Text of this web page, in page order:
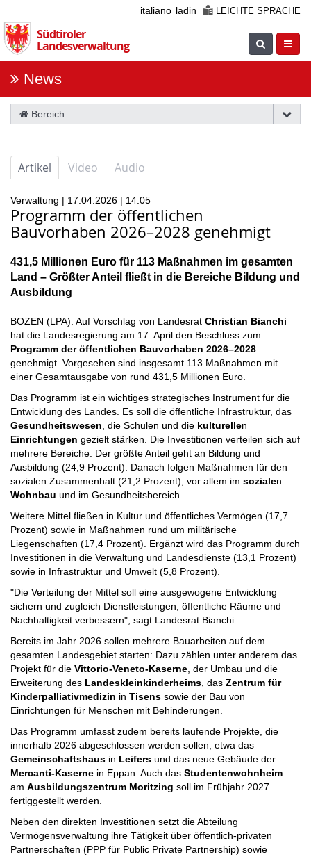
Sie
die
Navigation
italiano ladin LEICHTE SPRACHE
Südtiroler
Landesverwaltung
Suche
News
Bereich
Artikel Video Audio
Verwaltung | 17.04.2026 | 14:05
Programm der öffentlichen
Bauvorhaben 2026–2028 genehmigt
431,5 Millionen Euro für 113 Maßnahmen im gesamten
Land – Größter Anteil fließt in die Bereiche Bildung und
Ausbildung
BOZEN (LPA). Auf Vorschlag von Landesrat Christian Bianchi
hat die Landesregierung am 17. April den Beschluss zum
Programm der öffentlichen Bauvorhaben 2026–2028
genehmigt. Vorgesehen sind insgesamt 113 Maßnahmen mit
einer Gesamtausgabe von rund 431,5 Millionen Euro.
Das Programm ist ein wichtiges strategisches Instrument für die
Entwicklung des Landes. Es soll die öffentliche Infrastruktur, das
Gesundheitswesen , die Schulen und die kulturellen
Einrichtungen gezielt stärken. Die Investitionen verteilen sich auf
mehrere Bereiche: Der größte Anteil geht an Bildung und
Ausbildung (24,9 Prozent). Danach folgen Maßnahmen für den
sozialen Zusammenhalt (21,2 Prozent), vor allem im sozialen
Wohnbau und im Gesundheitsbereich.
Weitere Mittel fließen in Kultur und öffentliches Vermögen (17,7
Prozent) sowie in Maßnahmen rund um militärische
Liegenschaften (17,4 Prozent). Ergänzt wird das Programm durch
Investitionen in die Verwaltung und Landesdienste (13,1 Prozent)
sowie in Infrastruktur und Umwelt (5,8 Prozent).
"Die Verteilung der Mittel soll eine ausgewogene Entwicklung
sichern und zugleich Dienstleistungen, öffentliche Räume und
Nachhaltigkeit verbessern", sagt Landesrat Bianchi.
Bereits im Jahr 2026 sollen mehrere Bauarbeiten auf dem
gesamten Landesgebiet starten: Dazu zählen unter anderem das
Projekt für die Vittorio-Veneto-Kaserne , der Umbau und die
Erweiterung des Landeskleinkinderheims das Zentrum für
Kinderpalliativmedizin in Tisens sowie der Bau von
Einrichtungen für Menschen mit Behinderungen.
Das Programm umfasst zudem bereits laufende Projekte, die
innerhalb 2026 abgeschlossen werden sollen, etwa das
Gemeinschaftshaus in Leifers und das neue Gebäude der
Mercanti-Kaserne in Eppan. Auch das Studentenwohnheim
am Ausbildungszentrum Moritzing soll im Frühjahr 2027
fertiggestellt werden.
Neben den direkten Investitionen setzt die Abteilung
Vermögensverwaltung ihre Tätigkeit über öffentlich-privaten
Partnerschaften (PPP für Public Private Partnership) sowie